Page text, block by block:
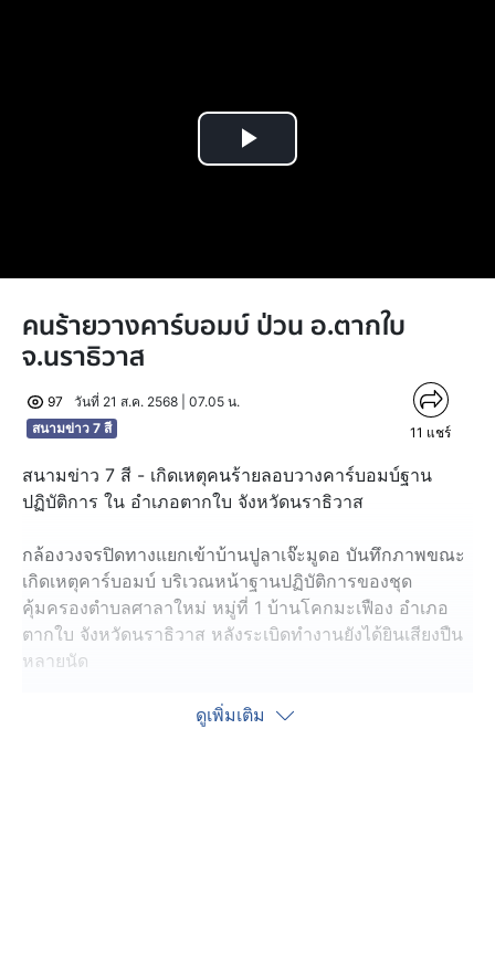
Play
คนร้ายวางคาร์บอมบ์ ป่วน อ.ตากใบ
จ.นราธิวาส
97
วันที่ 21 ส.ค. 2568 | 07.05 น.
สนามข่าว 7 สี
11 แชร์
สนามข่าว 7 สี - เกิดเหตุคนร้ายลอบวางคาร์บอมบ์ฐาน
ปฏิบัติการ ใน อำเภอตากใบ จังหวัดนราธิวาส
กล้องวงจรปิดทางแยกเข้าบ้านปูลาเจ๊ะมูดอ บันทึกภาพขณะ
เกิดเหตุคาร์บอมบ์ บริเวณหน้าฐานปฏิบัติการของชุด
คุ้มครองตำบลศาลาใหม่ หมู่ที่ 1 บ้านโคกมะเฟือง อำเภอ
ตากใบ จังหวัดนราธิวาส หลังระเบิดทำงานยังได้ยินเสียงปืน
หลายนัด
พ.ต.อ.อัสรี ต่วนเพ็ง ผกก.สภ.ตากใบ นำกำลังตำรวจ ทหาร
ดูเพิ่มเติม